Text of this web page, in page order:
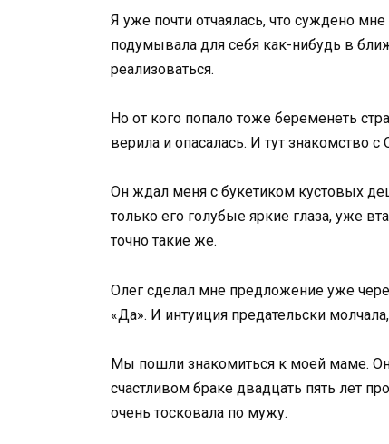
Я уже почти отчаялась, что суждено
подумывала для себя как-нибудь в
реализоваться.
Но от кого попало тоже беременеть
верила и опасалась. И тут знакомство
Он ждал меня с букетиком кустовых
только его голубые яркие глаза, уже
точно такие же.
Олег сделал мне предложение уже
«Да». И интуиция предательски
Мы пошли знакомиться к моей маме.
счастливом браке двадцать пять лет
очень тосковала по мужу.